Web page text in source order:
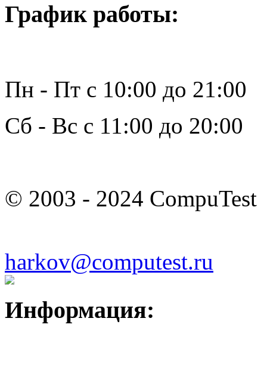
График работы:
Пн - Пт с 10:00 до 21:00
Сб - Вс с 11:00 до 20:00
© 2003 - 2024 CompuTest
harkov@computest.ru
Информация: